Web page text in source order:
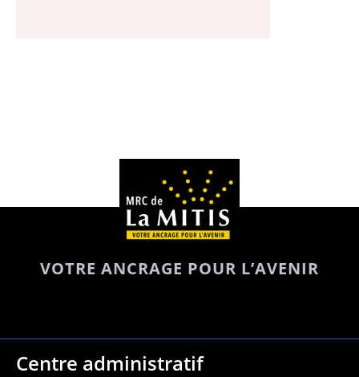
VOTRE ANCRAGE POUR L’AVENIR
Centre administratif